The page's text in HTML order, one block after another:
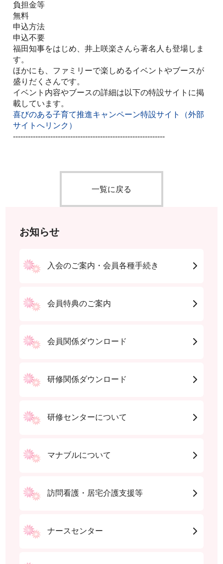
負担金等
無料
申込方法
申込不要
福田知事をはじめ、井上咲楽さんら著名人も登場しま
す。
ほかにも、ファミリーで楽しめるイベントやブースが
盛りだくさんです。
イベント内容やブースの詳細は以下の特設サイトに掲
載しています。
喜びのある子育て推進キャンペーン特設サイト（外部
サイトへリンク）
-------------------------------------------------------------
一覧に戻る
お知らせ
入会のご案内・会員各種手続き
会員特典のご案内
会員関係ダウンロード
研修関係ダウンロード
研修センターについて
マナブルについて
訪問看護・居宅介護支援等
ナースセンター